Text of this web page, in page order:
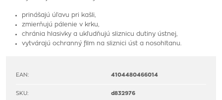
prinášajú úľavu pri kašli,
zmierňujú pálenie v krku,
chránia hlasivky a ukľudňujú sliznicu dutiny ústnej,
vytvárajú ochranný film na sliznici úst a nosohltanu.
EAN: 4104480466014
SKU: d832976